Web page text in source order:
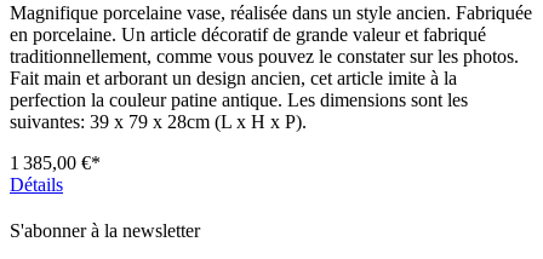
Magnifique porcelaine vase, réalisée dans un style ancien. Fabriquée
en porcelaine. Un article décoratif de grande valeur et fabriqué
traditionnellement, comme vous pouvez le constater sur les photos.
Fait main et arborant un design ancien, cet article imite à la
perfection la couleur patine antique. Les dimensions sont les
suivantes: 39 x 79 x 28cm (L x H x P).
1 385,00 €*
Détails
S'abonner à la newsletter